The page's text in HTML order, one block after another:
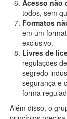
Acesso não
todos, sem
Formatos
em um
exclusivo.
Livres de
regulações
segredo
segurança e
forma
Além disso, o